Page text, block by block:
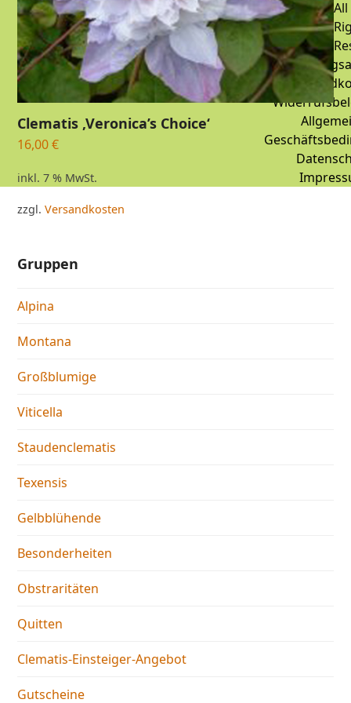
Clematis ‚Veronica’s Choice‘
16,00€
inkl. 7 % MwSt.
zzgl.Versandkosten
Gruppen
Alpina
Montana
Großblumige
Viticella
Staudenclematis
Texensis
Gelbblühende
Besonderheiten
Obstraritäten
Quitten
Clematis-Einsteiger-Angebot
Gutscheine
All